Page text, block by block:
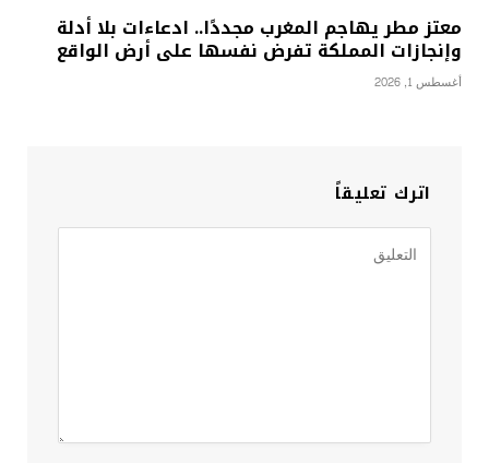
معتز مطر يهاجم المغرب مجددًا.. ادعاءات بلا أدلة
وإنجازات المملكة تفرض نفسها على أرض الواقع
أغسطس 1, 2026
اترك تعليقاً